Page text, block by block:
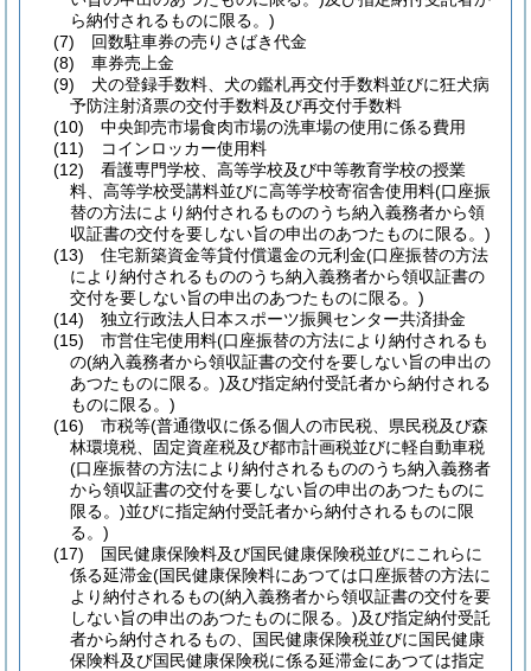
ら納付されるものに限る。)
(7)
回数駐車券の売りさばき代金
(8)
車券売上金
(9)
犬の登録手数料、犬の鑑札再交付手数料並びに狂犬病
予防注射済票の交付手数料及び再交付手数料
(10)
中央卸売市場食肉市場の洗車場の使用に係る費用
(11)
コインロッカー使用料
(12)
看護専門学校、高等学校及び中等教育学校の授業
料、高等学校受講料並びに高等学校寄宿舎使用料(口座振
替の方法により納付されるもののうち納入義務者から領
収証書の交付を要しない旨の申出のあつたものに限る。)
(13)
住宅新築資金等貸付償還金の元利金(口座振替の方法
により納付されるもののうち納入義務者から領収証書の
交付を要しない旨の申出のあつたものに限る。)
(14)
独立行政法人日本スポーツ振興センター共済掛金
(15)
市営住宅使用料(口座振替の方法により納付されるも
の(納入義務者から領収証書の交付を要しない旨の申出の
あつたものに限る。)及び指定納付受託者から納付される
ものに限る。)
(16)
市税等(普通徴収に係る個人の市民税、県民税及び森
林環境税、固定資産税及び都市計画税並びに軽自動車税
(口座振替の方法により納付されるもののうち納入義務者
から領収証書の交付を要しない旨の申出のあつたものに
限る。)並びに指定納付受託者から納付されるものに限
る。)
(17)
国民健康保険料及び国民健康保険税並びにこれらに
係る延滞金(国民健康保険料にあつては口座振替の方法に
より納付されるもの(納入義務者から領収証書の交付を要
しない旨の申出のあつたものに限る。)及び指定納付受託
者から納付されるもの、国民健康保険税並びに国民健康
保険料及び国民健康保険税に係る延滞金にあつては指定